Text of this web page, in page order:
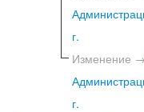
г.
Изменение →
г.